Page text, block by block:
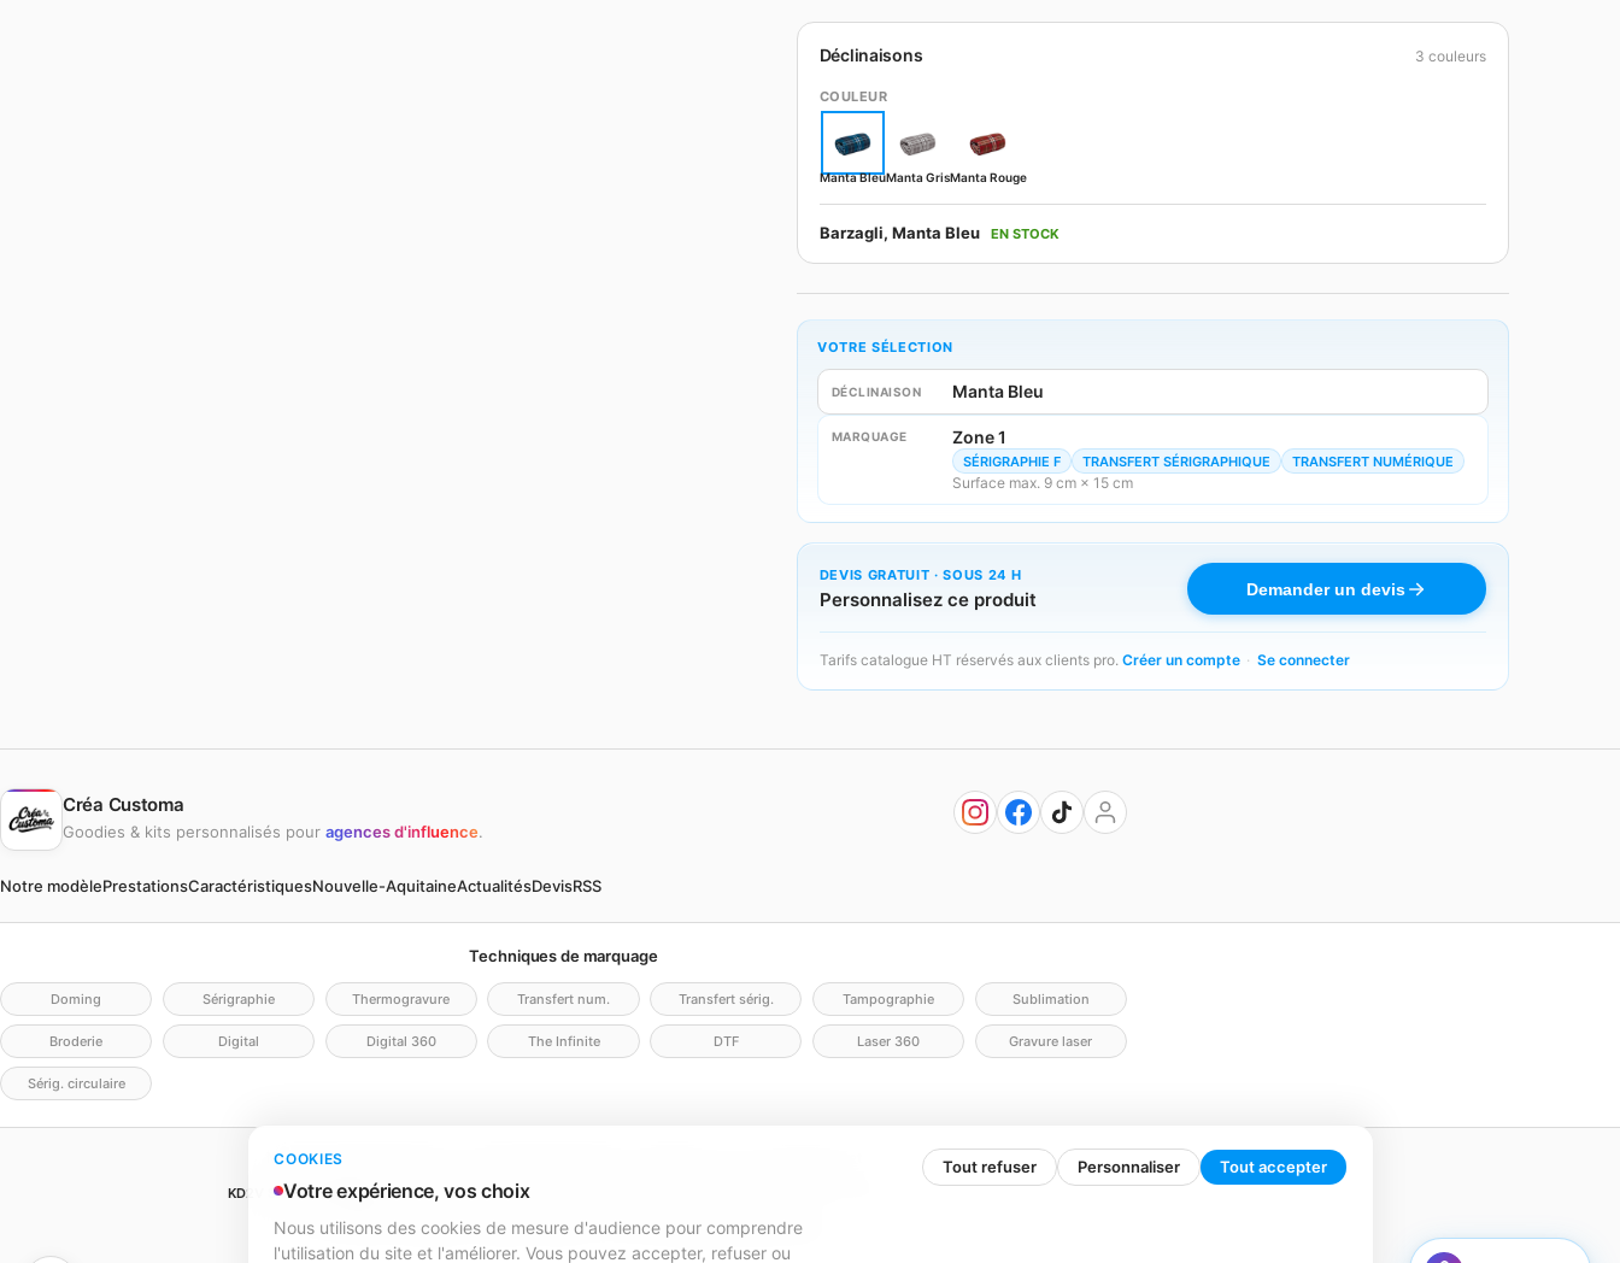
COOKIES
Votre expérience, vos choix
Nous utilisons des cookies de mesure d'audience pour comprendre
l'utilisation du site et l'améliorer. Vous pouvez accepter, refuser ou
Tout refuser Personnaliser Tout accepter
Déclinaisons 3 couleurs
COULEUR
Manta BleuManta GrisManta Rouge
Barzagli, Manta Bleu EN STOCK
VOTRE SÉLECTION
DÉCLINAISON Manta Bleu
MARQUAGE Zone 1
SÉRIGRAPHIE F TRANSFERT SÉRIGRAPHIQUE TRANSFERT NUMÉRIQUE
Surface max. 9 cm × 15 cm
DEVIS GRATUIT · SOUS 24 H
Personnalisez ce produit Demander un devis
Tarifs catalogue HT réservés aux clients pro. Créer un compte · Se connecter
Créa Customa
Goodies & kits personnalisés pour agences d'influence.
Notre modèlePrestationsCaractéristiquesNouvelle-AquitaineActualitésDevisRSS
Techniques de marquage
Doming Sérigraphie Thermogravure Transfert num. Transfert sérig. Tampographie Sublimation
Broderie Digital Digital 360 The Infinite DTF Laser 360 Gravure laser
Sérig. circulaire
Mentions légales
KD2V SIGNA & EVENTA(MEILLEURECOMMUNICATION.COM - KD2V) — SAS, société par actions simplifiée
979 428 133 R.C.S. Bordeaux · Capital 1 000,00 € · 31 rue Caroline Aigle, 33700 Mérignac